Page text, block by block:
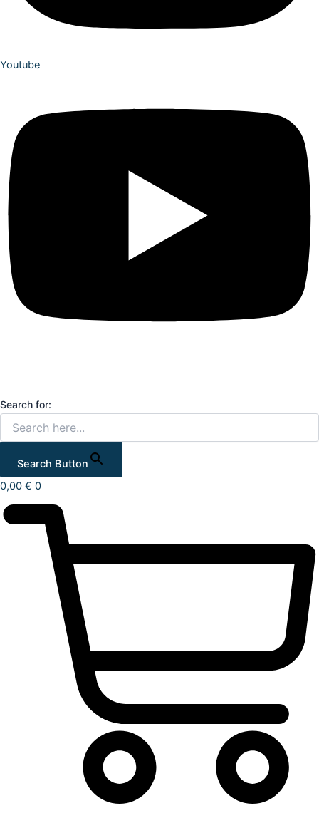
Youtube
Search for:
Search Button
0,00 € 0